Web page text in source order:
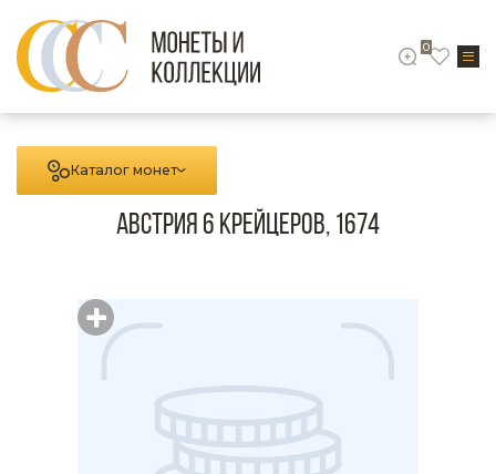
0
Каталог монет
Австрия 6 крейцеров, 1674